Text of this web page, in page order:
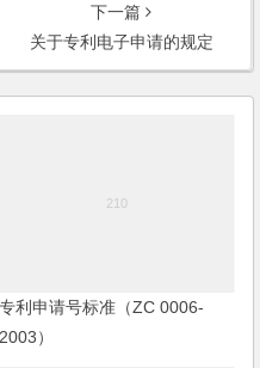
下一篇
关于专利电子申请的规定
专利申请号标准（ZC 0006-
2003）